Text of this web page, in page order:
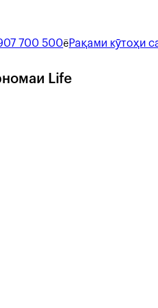
700 500ёРақами кӯтоҳи
Life